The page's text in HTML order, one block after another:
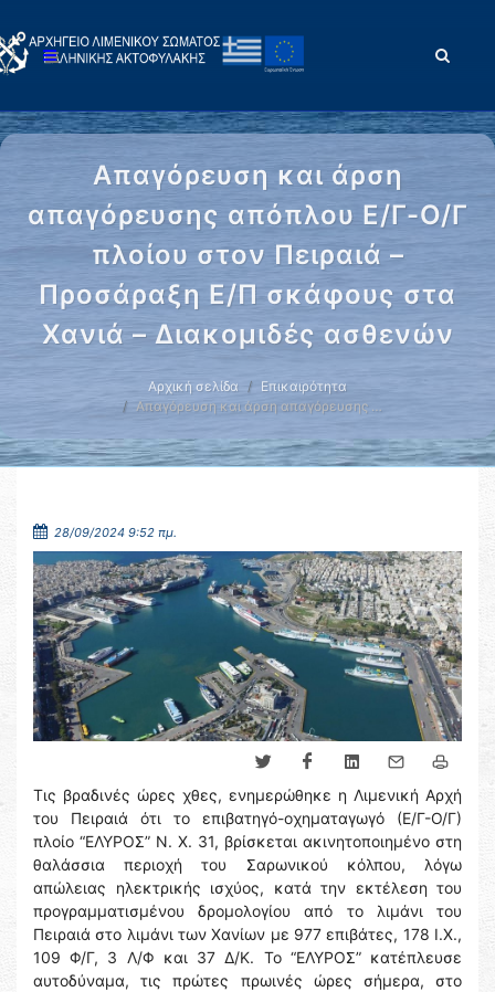
Απαγόρευση και άρση
απαγόρευσης απόπλου Ε/Γ-Ο/Γ
πλοίου στον Πειραιά –
Προσάραξη Ε/Π σκάφους στα
Χανιά – Διακομιδές ασθενών
Αρχική σελίδα
Επικαιρότητα
Απαγόρευση και άρση απαγόρευσης …
28/09/2024 9:52 πμ.
Τις βραδινές ώρες χθες, ενημερώθηκε η Λιμενική Αρχή
του Πειραιά ότι το επιβατηγό-οχηματαγωγό (Ε/Γ-Ο/Γ)
πλοίο “ΕΛΥΡΟΣ” Ν. Χ. 31, βρίσκεται ακινητοποιημένο στη
θαλάσσια περιοχή του Σαρωνικού κόλπου, λόγω
απώλειας ηλεκτρικής ισχύος, κατά την εκτέλεση του
προγραμματισμένου δρομολογίου από το λιμάνι του
Πειραιά στο λιμάνι των Χανίων με 977 επιβάτες, 178 Ι.Χ.,
109 Φ/Γ, 3 Λ/Φ και 37 Δ/Κ. Το “ΕΛΥΡΟΣ” κατέπλευσε
αυτοδύναμα, τις πρώτες πρωινές ώρες σήμερα, στο